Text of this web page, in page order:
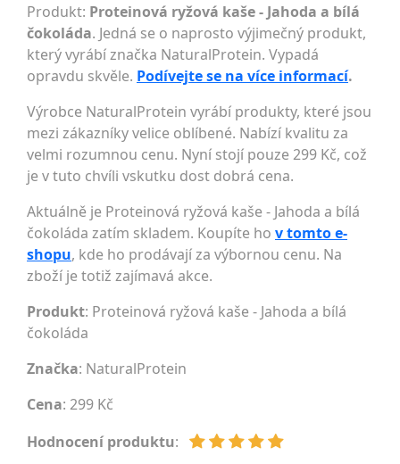
Produkt: Proteinová ryžová kaše - Jahoda a bílá
čokoláda. Jedná se o naprosto výjimečný produkt,
který vyrábí značka NaturalProtein. Vypadá
opravdu skvěle. Podívejte se na více informací.
Výrobce NaturalProtein vyrábí produkty, které jsou
mezi zákazníky velice oblíbené. Nabízí kvalitu za
velmi rozumnou cenu. Nyní stojí pouze 299 Kč, což
je v tuto chvíli vskutku dost dobrá cena.
Aktuálně je Proteinová ryžová kaše - Jahoda a bílá
čokoláda zatím skladem. Koupíte ho v tomto e-
shopu, kde ho prodávají za výbornou cenu. Na
zboží je totiž zajímavá akce.
Produkt: Proteinová ryžová kaše - Jahoda a bílá
čokoláda
Značka: NaturalProtein
Cena: 299 Kč
Hodnocení produktu: